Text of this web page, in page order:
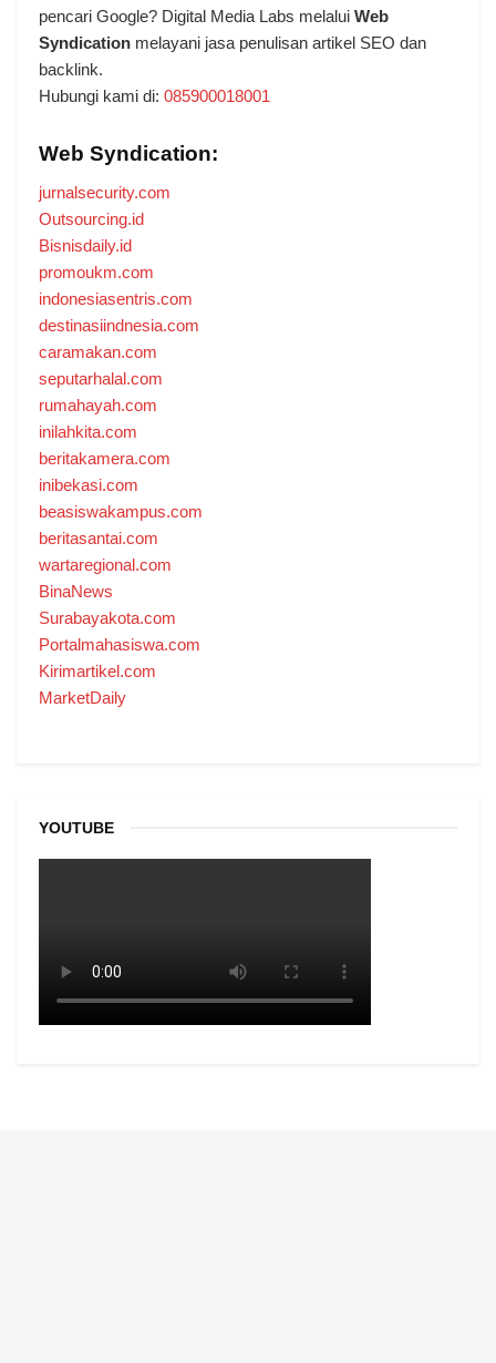
pencari Google? Digital Media Labs melalui Web
Syndication melayani jasa penulisan artikel SEO dan
backlink.
Hubungi kami di: 085900018001
Web Syndication:
jurnalsecurity.com
Outsourcing.id
Bisnisdaily.id
promoukm.com
indonesiasentris.com
destinasiindnesia.com
caramakan.com
seputarhalal.com
rumahayah.com
inilahkita.com
beritakamera.com
inibekasi.com
beasiswakampus.com
beritasantai.com
wartaregional.com
BinaNews
Surabayakota.com
Portalmahasiswa.com
Kirimartikel.com
MarketDaily
YOUTUBE